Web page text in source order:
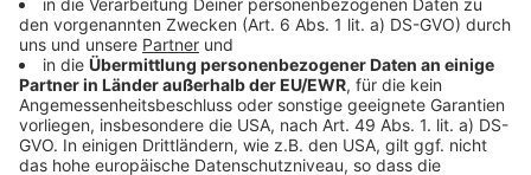
(PHAGRO).
Anzeige
Wann wird auf Coronavirus getestet?